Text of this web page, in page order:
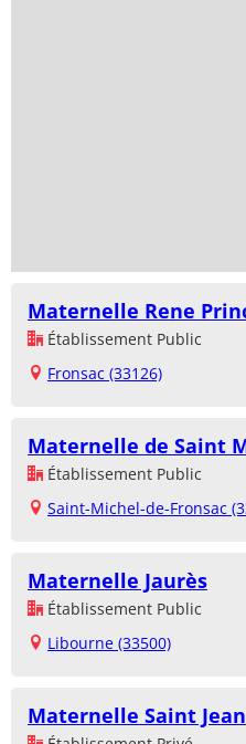
Maternelle Rene
Établissement Public
Fronsac (33126)
Maternelle de Saint
Établissement Public
Saint-Michel-de-Fronsac
Maternelle Jaurès
Établissement Public
Libourne (33500)
Maternelle Saint Jean